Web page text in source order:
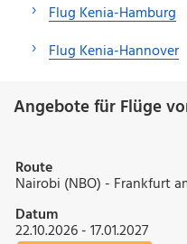
Flug Kenia-Hamburg
Flug Kenia-Hannover
Angebote für Flüge
Route
Nairobi (NBO) - Frankfurt
Datum
22.10.2026 - 17.01.2027